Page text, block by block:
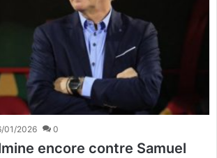
01/2026 0
encore contre Samuel